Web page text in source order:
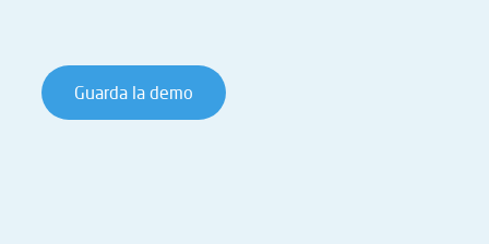
Guarda la demo